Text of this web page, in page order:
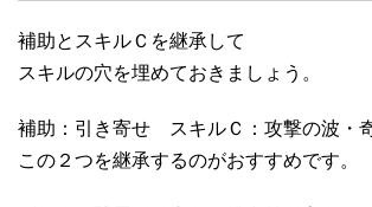
補助とスキルＣを継承して
スキルの穴を埋めておきましょう。
補助：引き寄せ スキルＣ：攻撃の波・
この２つを継承するのがおすすめです。